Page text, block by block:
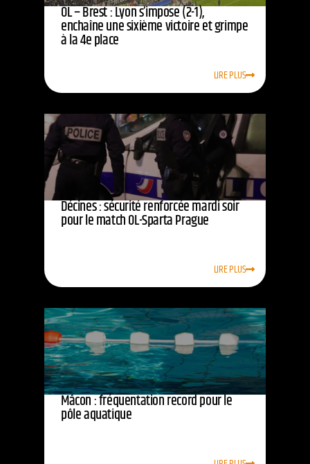
OL – Brest : Lyon s’impose (2-1),
enchaîne une sixième victoire et grimpe
à la 4e place
LIRE PLUS
Décines : sécurité renforcée mardi soir
pour le match OL-Sparta Prague
LIRE PLUS
Mâcon : fréquentation record pour le
pôle aquatique